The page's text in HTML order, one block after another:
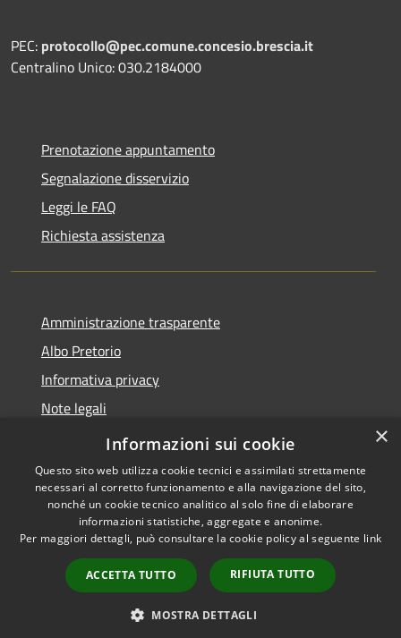
PEC: protocollo@pec.comune.concesio.brescia.it
Centralino Unico: 030.2184000
Prenotazione appuntamento
Segnalazione disservizio
Leggi le FAQ
Richiesta assistenza
Amministrazione trasparente
Albo Pretorio
Informativa privacy
Note legali
Dichiarazione di accessibilità
Accessibilità
Copyright © 2021 •
Comune di Concesio •
Powered byMunicipium
Accesso redazione
×
Informazioni sui cookie
Questo sito web utilizza cookie tecnici e assimilati strettamente
necessari al corretto funzionamento e alla navigazione del sito,
nonché un cookie tecnico analitico al solo fine di elaborare
informazioni statistiche, aggregate e anonime.
Per maggiori dettagli, può consultare la cookie policy al seguente link
ACCETTA TUTTO RIFIUTA TUTTO
MOSTRA DETTAGLI